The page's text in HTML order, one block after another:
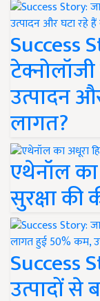
Success
उत्पादन
लागत?
एथेनॉल
सुरक्षा की
Success
उत्पादों से